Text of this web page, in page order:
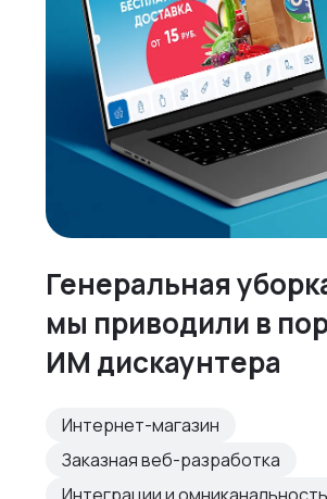
Генеральная
мы приводили в
ИМ дискаунтера
Интернет-магазин
Заказная веб-разработка